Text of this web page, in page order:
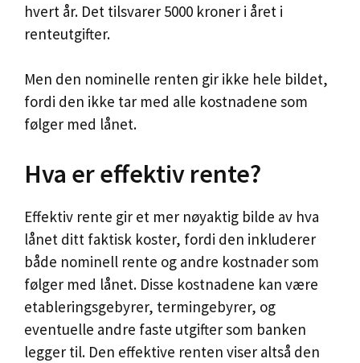
hvert år. Det tilsvarer 5000 kroner i året i
renteutgifter.
Men den nominelle renten gir ikke hele bildet,
fordi den ikke tar med alle kostnadene som
følger med lånet.
Hva er effektiv rente?
Effektiv rente gir et mer nøyaktig bilde av hva
lånet ditt faktisk koster, fordi den inkluderer
både nominell rente og andre kostnader som
følger med lånet. Disse kostnadene kan være
etableringsgebyrer, termingebyrer, og
eventuelle andre faste utgifter som banken
legger til. Den effektive renten viser altså den